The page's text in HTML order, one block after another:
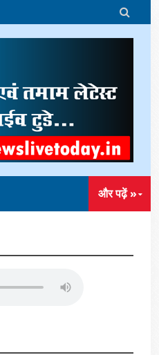

और पढ़ें »